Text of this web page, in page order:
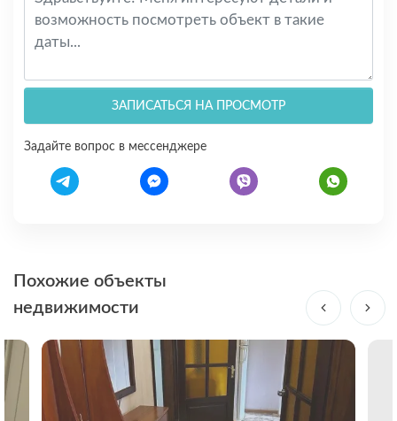
ЗАПИСАТЬСЯ НА ПРОСМОТР
Задайте вопрос в мессенджере
Похожие объекты
недвижимости